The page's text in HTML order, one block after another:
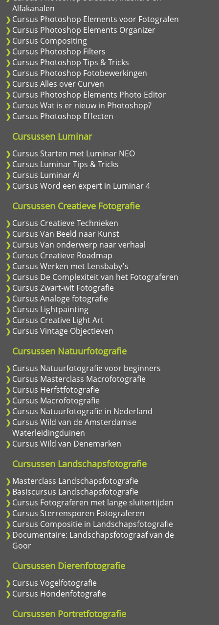
Alfakanalen
Cursus Photoshop Elements voor Fotografen
Cursus Photoshop Elements Organizer
Cursus Compositing
Cursus Photoshop Filters
Cursus Photoshop Tips & Tricks
Cursus Photoshop Fotobewerkingen
Cursus Alles over Curven
Cursus Photoshop Elements Photo Editor
Cursus Wat is er nieuw in Photoshop?
Cursus Photoshop Effecten
Cursussen Luminar
Cursus Starten met Luminar NEO
Cursus Luminar Tips & Tricks
Cursus Luminar AI
Cursus Word een expert in Luminar 4
Cursussen Creatieve Fotografie
Cursus Creatieve Technieken
Cursus Van Beeld naar Kunst
Cursus Van onderwerp naar verhaal
Cursus Creatieve Roadmap
Cursus Werken met Lensbaby's
Cursus De Complexiteit van het Fotograferen
Cursus Zwart-wit Fotografie
Cursus Analoge fotografie
Cursus Lightpainting
Cursus Creative Light Art
Cursus Vintage Objectieven
Cursussen Natuurfotografie
Cursus Natuurfotografie voor beginners
Cursus Masterclass Macrofotografie
Cursus Herfstfotografie
Cursus Macrofotografie
Cursus Natuurfotografie in Nederland
Cursus Wild van de Amsterdamse
Waterleidingduinen
Cursus Wild van Denemarken
Cursussen Landschapsfotografie
Masterclass Landschapsfotografie
Basiscursus Landschapsfotografie
Cursus Fotograferen met lange sluitertijden
Cursus Sterrensporen Fotograferen
Cursus Compositie in Landschapsfotografie
Documentaire: Landschapsfotograaf van de
Goor
Cursussen Dierenfotografie
Cursus Vogelfotografie
Cursus Hondenfotografie
Cursussen Portretfotografie